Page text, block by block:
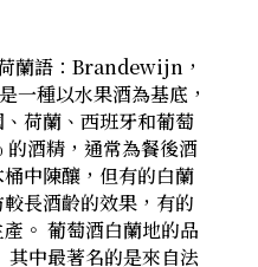
蘭語：Brandewijn，
種以水果酒為基底，
荷蘭、西班牙和葡萄
酒精，通常為餐後酒
中陳釀，但有的白蘭
長酒齡的效果，有的
。 葡萄酒白蘭地的品
其中最著名的是來自法